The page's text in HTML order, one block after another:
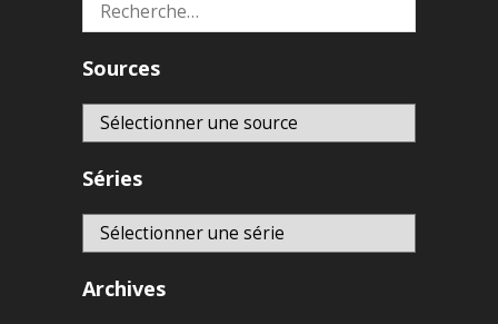
Sources
Séries
Archives